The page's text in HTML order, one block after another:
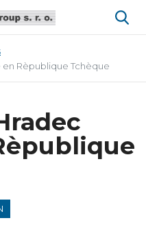
en Rèpublique Tchèque